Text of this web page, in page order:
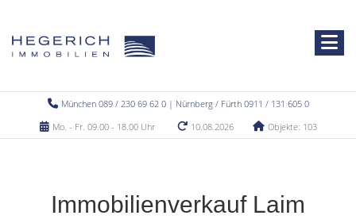
München 089 / 230 69 62 0 | Nürnberg / Fürth 0911 / 131 605 0
Mo. - Fr. 09.00 - 18.00 Uhr
10.08.2026 Objekte: 103
Immobilienverkauf Laim